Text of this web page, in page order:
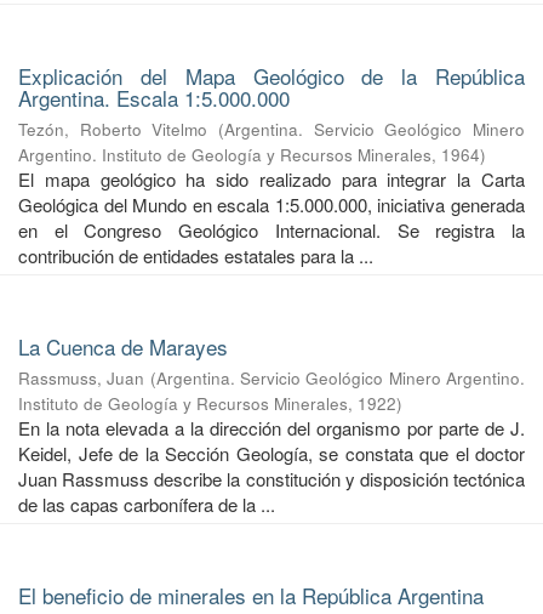
Explicación del Mapa Geológico de la República
Argentina. Escala 1:5.000.000
Tezón, Roberto Vitelmo (Argentina. Servicio Geológico Minero
Argentino. Instituto de Geología y Recursos Minerales, 1964)
El mapa geológico ha sido realizado para integrar la Carta
Geológica del Mundo en escala 1:5.000.000, iniciativa generada
en el Congreso Geológico Internacional. Se registra la
contribución de entidades estatales para la ...
La Cuenca de Marayes
Rassmuss, Juan (Argentina. Servicio Geológico Minero Argentino.
Instituto de Geología y Recursos Minerales, 1922)
En la nota elevada a la dirección del organismo por parte de J.
Keidel, Jefe de la Sección Geología, se constata que el doctor
Juan Rassmuss describe la constitución y disposición tectónica
de las capas carbonífera de la ...
El beneficio de minerales en la República Argentina